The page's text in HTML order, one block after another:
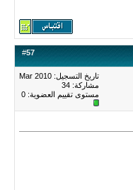
#57
تاريخ التسجيل: Mar 2010
مشاركة: 34
مستوى تقييم العضوية: 0